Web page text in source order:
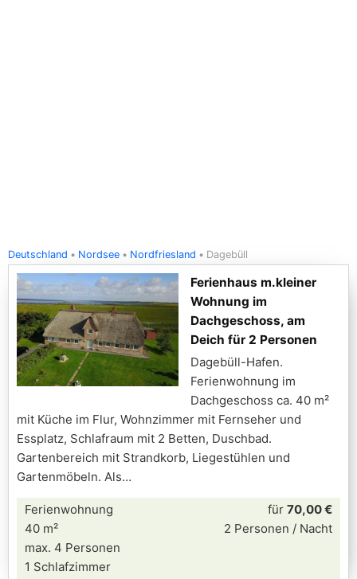
Deutschland Nordsee Nordfriesland Dagebüll
Ferienhaus m.kleiner
Wohnung im
Dachgeschoss, am
Deich für 2 Personen
Dagebüll-Hafen.
Ferienwohnung im
Dachgeschoss ca. 40 m²
mit Küche im Flur, Wohnzimmer mit Fernseher und
Essplatz, Schlafraum mit 2 Betten, Duschbad.
Gartenbereich mit Strandkorb, Liegestühlen und
Gartenmöbeln. Als
Ferienwohnung
40 m²
max. 4 Personen
1 Schlafzimmer
für 70,00 €
2 Personen / Nacht